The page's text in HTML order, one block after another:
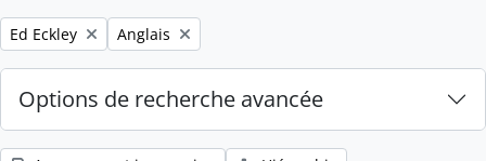
Remove filter:
Ed Eckley Remove filter:
Anglais
Options de recherche avancée